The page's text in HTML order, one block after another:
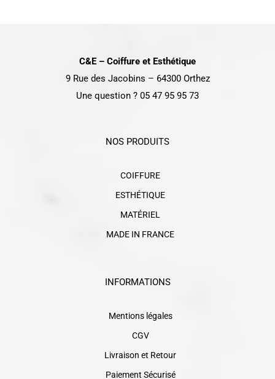
C&E – Coiffure et Esthétique
9 Rue des Jacobins – 64300 Orthez
Une question ? 05 47 95 95 73
NOS PRODUITS
COIFFURE
ESTHÉTIQUE
MATÉRIEL
MADE IN FRANCE
INFORMATIONS
Mentions légales
CGV
Livraison et Retour
Paiement Sécurisé